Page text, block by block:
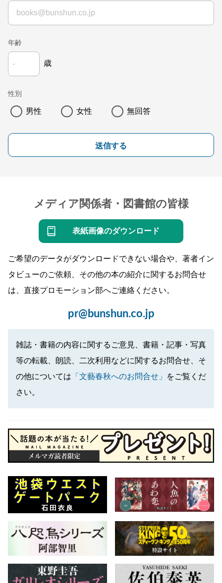
年齢
歳
性別
男性 女性 無回答
送信する
メディア関係者・図書館の皆様
表紙画像のダウンロード
ご希望のデータがダウンロードできない場合や、著者イン
タビューのご依頼、その他の本の紹介に関するお問合せ
は、直接プロモーション部へご連絡ください。
pr@bunshun.co.jp
雑誌・書籍の内容に関するご意見、書籍・記事・写真
等の転載、朗読、二次利用などに関するお問合せ、そ
の他については 「文藝春秋へのお問合せ」
をご覧くだ
さい。